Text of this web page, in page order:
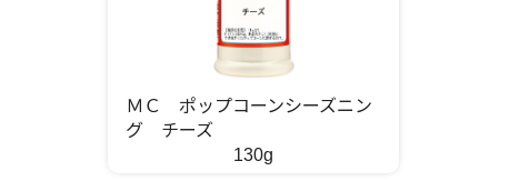
ＭＣ ポップコーンシーズニン
グ チーズ
130g